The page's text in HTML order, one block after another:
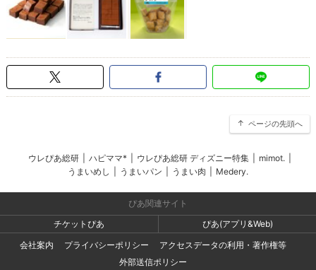
ページの先頭へ
ウレぴあ総研 ハピママ* ウレぴあ総研 ディズニー特集 mimot.
うまいめし
うまいパン うまい肉 Medery.
ぴあ関連サイト
チケットぴあ
ぴあ(アプリ&Web)
会社案内
プライバシーポリシー
アクセスデータの利用・著作権等
外部送信ポリシー